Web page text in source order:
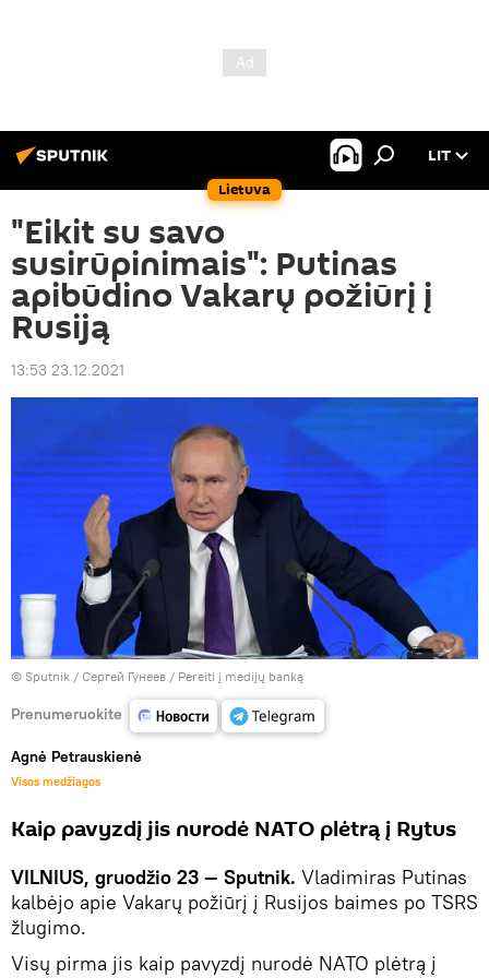
Lietuva
LIT
"Eikit su savo
susirūpinimais": Putinas
apibūdino Vakarų požiūrį į
Rusiją
13:53 23.12.2021
© Sputnik / Сергей Гунеев / Pereiti į medijų banką
Prenumeruokite
Agnė Petrauskienė
Visos medžiagos
Kaip pavyzdį jis nurodė NATO plėtrą į Rytus
VILNIUS, gruodžio 23 — Sputnik. Vladimiras Putinas
kalbėjo apie Vakarų požiūrį į Rusijos baimes po TSRS
žlugimo.
Visų pirma jis kaip pavyzdį nurodė NATO plėtrą į